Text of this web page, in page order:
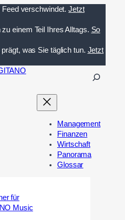
Feed verschwindet. Jetzt
einem Teil Ihres Alltags. So
was Sie täglich tun. Jetzt
n
Management
Finanzen
Wirtschaft
Panorama
Glossar